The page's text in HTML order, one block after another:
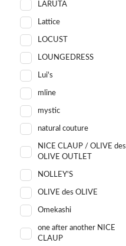
LARUTA
Lattice
LOCUST
LOUNGEDRESS
Lui's
mline
mystic
natural couture
NICE CLAUP / OLIVE des
OLIVE OUTLET
NOLLEY'S
OLIVE des OLIVE
Omekashi
one after another NICE
CLAUP